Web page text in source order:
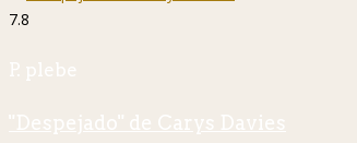
7.8
P. plebe
"Despejado" de Carys Davies